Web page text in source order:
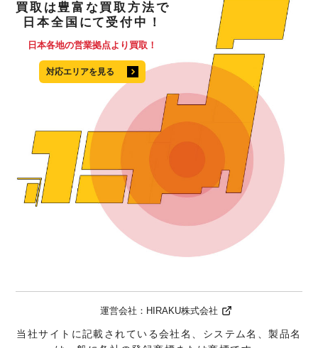
買取 は 豊富な買取方法で
日本全国 にて 受付中！
日本各地の営業拠点より買取！
対応エリアを見る
運営会社： HIRAKU株式会社
当社サイトに記載されている会社名、システム名、製品名